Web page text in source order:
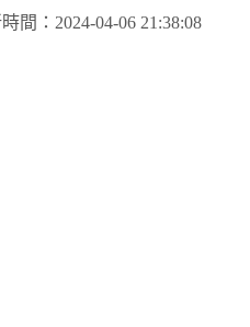
間： 2024-04-06 21:38:08